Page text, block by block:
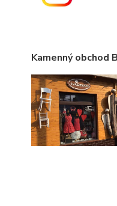
Kamenný obchod